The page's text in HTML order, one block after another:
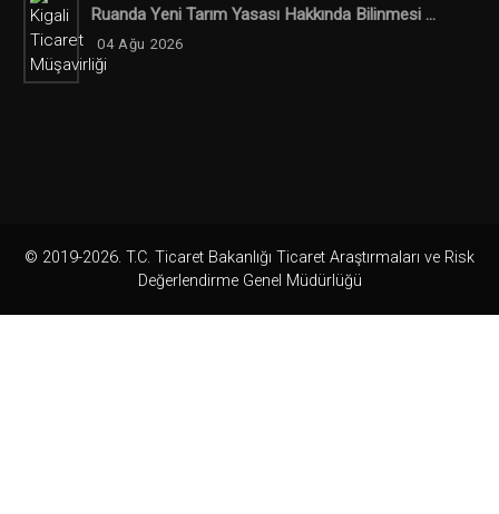
Ruanda Yeni Tarım Yasası Hakkında Bilinmesi ...
04 Ağu 2026
© 2019-2026. T.C. Ticaret Bakanlığı Ticaret Araştırmaları ve Risk
Değerlendirme Genel Müdürlüğü